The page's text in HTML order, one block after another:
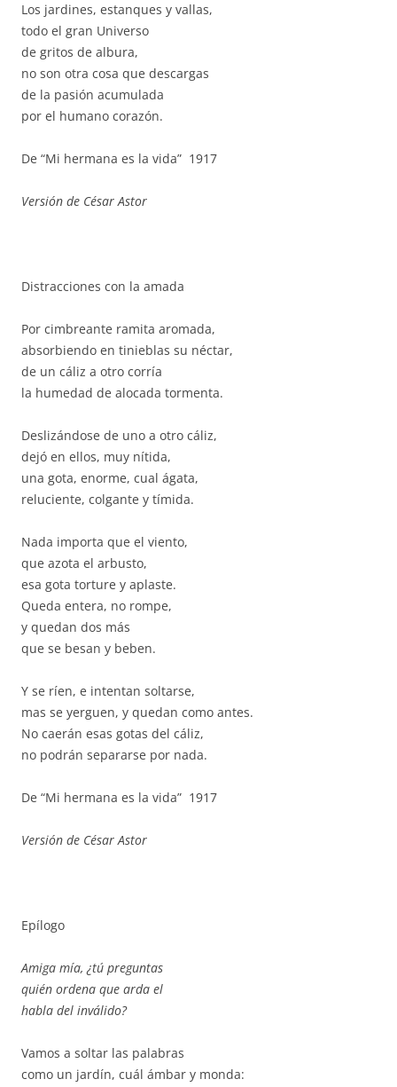
Los jardines, estanques y vallas,
todo el gran Universo
de gritos de albura,
no son otra cosa que descargas
de la pasión acumulada
por el humano corazón.
De “Mi hermana es la vida” 1917
Versión de César Astor
Distracciones con la amada
Por cimbreante ramita aromada,
absorbiendo en tinieblas su néctar,
de un cáliz a otro corría
la humedad de alocada tormenta.
Deslizándose de uno a otro cáliz,
dejó en ellos, muy nítida,
una gota, enorme, cual ágata,
reluciente, colgante y tímida.
Nada importa que el viento,
que azota el arbusto,
esa gota torture y aplaste.
Queda entera, no rompe,
y quedan dos más
que se besan y beben.
Y se ríen, e intentan soltarse,
mas se yerguen, y quedan como antes.
No caerán esas gotas del cáliz,
no podrán separarse por nada.
De “Mi hermana es la vida” 1917
Versión de César Astor
Epílogo
Amiga mía, ¿tú preguntas
quién ordena que arda el
habla del inválido?
Vamos a soltar las palabras
como un jardín, cuál ámbar y monda: